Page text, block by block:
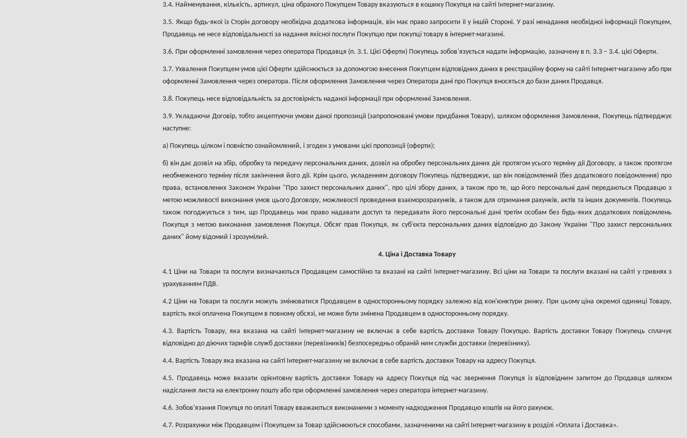
3.4. Найменування, кількість, артикул, ціна обраного Покупцем Товару вказуються в кошику Покупця на сайті Інтернет-магазину.
3.5. Якщо будь-якої із Сторін договору необхідна додаткова інформація, він має право запросити її у іншій Стороні. У разі ненадання необхідної інформації Покупцем,
Продавець не несе відповідальності за надання якісної послуги Покупцю при покупці товару в інтернет-магазині.
3.6. При оформленні замовлення через оператора Продавця (п. 3.1. Цієї Оферти) Покупець зобов'язується надати інформацію, зазначену в п. 3.3 – 3.4. цієї Оферти.
3.7. Ухвалення Покупцем умов цієї Оферти здійснюється за допомогою внесення Покупцем відповідних даних в реєстраційну форму на сайті Інтернет-магазину або при
оформленні Замовлення через оператора. Після оформлення Замовлення через Оператора дані про Покупця вносяться до бази даних Продавця.
3.8. Покупець несе відповідальність за достовірність наданої інформації при оформленні Замовлення.
3.9. Укладаючи Договір, тобто акцептуючи умови даної пропозиції (запропоновані умови придбання Товару), шляхом оформлення Замовлення, Покупець підтверджує
наступне:
а) Покупець цілком і повністю ознайомлений, і згоден з умовами цієї пропозиції (оферти);
б) він дає дозвіл на збір, обробку та передачу персональних даних, дозвіл на обробку персональних даних діє протягом усього терміну дії Договору, а також протягом
необмеженого терміну після закінчення його дії. Крім цього, укладенням договору Покупець підтверджує, що він повідомлений (без додаткового повідомлення) про
права, встановлених Законом України "Про захист персональних даних", про цілі збору даних, а також про те, що його персональні дані передаються Продавцю з
метою можливості виконання умов цього Договору, можливості проведення взаєморозрахунків, а також для отримання рахунків, актів та інших документів. Покупець
також погоджується з тим, що Продавець має право надавати доступ та передавати його персональні дані третім особам без будь-яких додаткових повідомлень
Покупця з метою виконання замовлення Покупця. Обсяг прав Покупця, як суб'єкта персональних даних відповідно до Закону України "Про захист персональних
даних" йому відомий і зрозумілий.
4. Ціна і Доставка Товару
4.1 Ціни на Товари та послуги визначаються Продавцем самостійно та вказані на сайті Інтернет-магазину. Всі ціни на Товари та послуги вказані на сайті у гривнях з
урахуванням ПДВ.
4.2 Ціни на Товари та послуги можуть змінюватися Продавцем в односторонньому порядку залежно від кон'юнктури ринку. При цьому ціна окремої одиниці Товару,
вартість якої оплачена Покупцем в повному обсязі, не може бути змінена Продавцем в односторонньому порядку.
4.3. Вартість Товару, яка вказана на сайті Інтернет-магазину не включає в себе вартість доставки Товару Покупцю. Вартість доставки Товару Покупець сплачує
відповідно до діючих тарифів служб доставки (перевізників) безпосередньо обраній ним служби доставки (перевізнику).
4.4. Вартість Товару яка вказана на сайті Інтернет-магазину не включає в себе вартість доставки Товару на адресу Покупця.
4.5. Продавець може вказати орієнтовну вартість доставки Товару на адресу Покупця під час звернення Покупця із відповідним запитом до Продавця шляхом
надіслання листа на електронну пошту або при оформленні замовлення через оператора інтернет-магазину.
4.6. Зобов'язання Покупця по оплаті Товару вважаються виконаними з моменту надходження Продавцю коштів на його рахунок.
4.7. Розрахунки між Продавцем і Покупцем за Товар здійснюються способами, зазначеними на сайті Інтернет-магазину в розділі «Оплата і Доставка».